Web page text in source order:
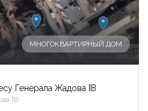
МНОГОКВАРТИРНЫЙ ДОМ
Генерала Жадова 1В
1В